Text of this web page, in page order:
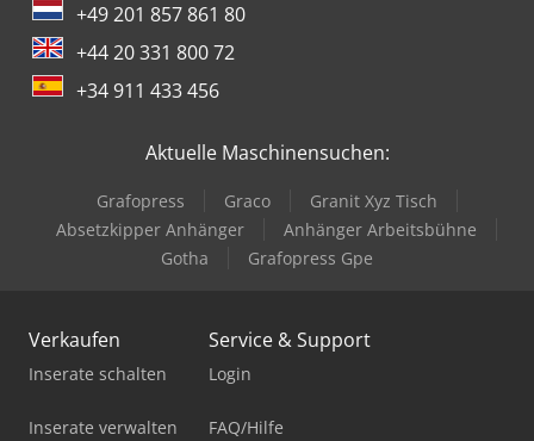
+49 201 857 861 80
+44 20 331 800 72
+34 911 433 456
Aktuelle Maschinensuchen:
Grafopress Graco
Granit Xyz Tisch
Absetzkipper Anhänger
Anhänger Arbeitsbühne
Gotha
Grafopress Gpe
Verkaufen
Inserate schalten
Inserate verwalten
Service & Support
Login
FAQ/Hilfe